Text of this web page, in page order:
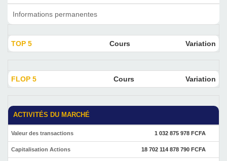
Informations permanentes
TOP 5 Cours Variation
FLOP 5 Cours Variation
ACTIVITÉS DU MARCHÉ
Valeur des transactions 1 032 875 978 FCFA
Capitalisation Actions 18 702 114 878 790 FCFA